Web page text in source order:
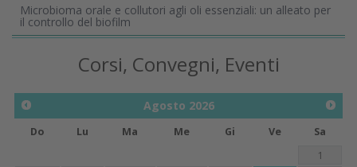
Microbioma orale e collutori agli oli essenziali: un alleato per
il controllo del biofilm
Corsi, Convegni, Eventi
Agosto 2026
Do Lu Ma Me Gi Ve
Sa
1